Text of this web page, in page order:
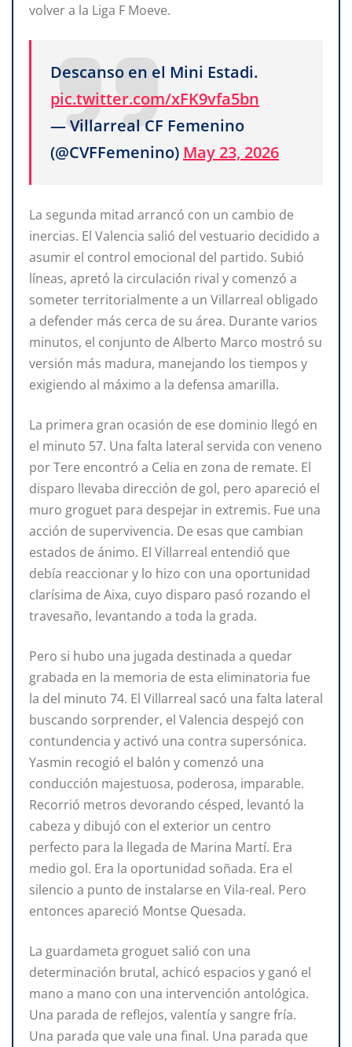
volver a la Liga F Moeve.
Descanso en el Mini Estadi.
pic.twitter.com/xFK9vfa5bn
— Villarreal CF Femenino
(@CVFFemenino) May 23, 2026
La segunda mitad arrancó con un cambio de
inercias. El Valencia salió del vestuario decidido a
asumir el control emocional del partido. Subió
líneas, apretó la circulación rival y comenzó a
someter territorialmente a un Villarreal obligado
a defender más cerca de su área. Durante varios
minutos, el conjunto de Alberto Marco mostró su
versión más madura, manejando los tiempos y
exigiendo al máximo a la defensa amarilla.
La primera gran ocasión de ese dominio llegó en
el minuto 57. Una falta lateral servida con veneno
por Tere encontró a Celia en zona de remate. El
disparo llevaba dirección de gol, pero apareció el
muro groguet para despejar in extremis. Fue una
acción de supervivencia. De esas que cambian
estados de ánimo. El Villarreal entendió que
debía reaccionar y lo hizo con una oportunidad
clarísima de Aixa, cuyo disparo pasó rozando el
travesaño, levantando a toda la grada.
Pero si hubo una jugada destinada a quedar
grabada en la memoria de esta eliminatoria fue
la del minuto 74. El Villarreal sacó una falta lateral
buscando sorprender, el Valencia despejó con
contundencia y activó una contra supersónica.
Yasmin recogió el balón y comenzó una
conducción majestuosa, poderosa, imparable.
Recorrió metros devorando césped, levantó la
cabeza y dibujó con el exterior un centro
perfecto para la llegada de Marina Martí. Era
medio gol. Era la oportunidad soñada. Era el
silencio a punto de instalarse en Vila-real. Pero
entonces apareció Montse Quesada.
La guardameta groguet salió con una
determinación brutal, achicó espacios y ganó el
mano a mano con una intervención antológica.
Una parada de reflejos, valentía y sangre fría.
Una parada que vale una final. Una parada que